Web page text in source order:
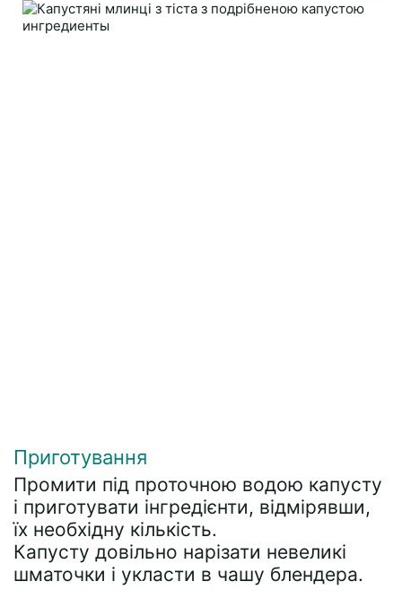
Приготування
Промити під проточною водою капусту
і приготувати інгредієнти, відмірявши,
їх необхідну кількість.
Капусту довільно нарізати невеликі
шматочки і укласти в чашу блендера.